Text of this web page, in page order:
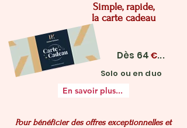
Simple, rapide,
la carte cadeau
En savoir plus...
Solo ou en duo
Dès 64€...
Pour bénéficier des offres exceptionnelles et